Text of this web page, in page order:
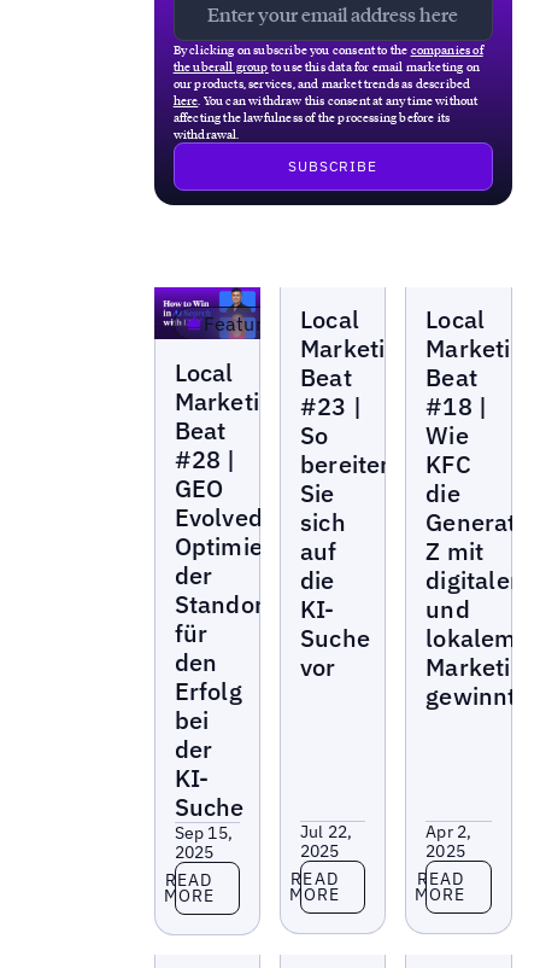
By clicking on subscribe you consent to the companies of
the uberall group to use this data for email marketing on
our products, services, and market trends as described
here . You can withdraw this consent at any time without
affecting the lawfulness of the processing before its
withdrawal.
Featured
Marketing
Beat
Local
Marketing
Beat
#28 |
GEO
Evolved:
Optimierung
der
Standortleistung
für
den
Erfolg
bei
der
KI-
Suche
Sep 15,
2025
Read more
READ
MORE
Marketing
Beat
Local
Marketing
Beat
#23 |
So
bereiten
Sie
sich
auf
die
KI-
Suche
vor
Jul 22,
2025
Read more
READ
MORE
Marketing
Beat
Local
Marketing
Beat
#18 |
Wie
KFC
die
Z mit
digitalem
und
lokalem
Marketing
gewinnt
Apr 2,
2025
Read more
READ
MORE